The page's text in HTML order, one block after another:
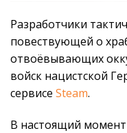
Разработчики
повествующей о
отвоёвывающих
войск нацистской
сервисе Steam.
В настоящий момент